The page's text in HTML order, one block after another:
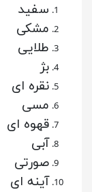
سفید
مشکی
طلایی
بژ
نقره ای
مسی
قهوه ای
آبی
صورتی
آینه ای